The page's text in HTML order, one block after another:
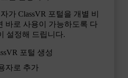
가 ClassVR 포털을 개별 비
바로 사용이 가능하도록 다
설정해 드립니다.
포털 생성
자로 추가